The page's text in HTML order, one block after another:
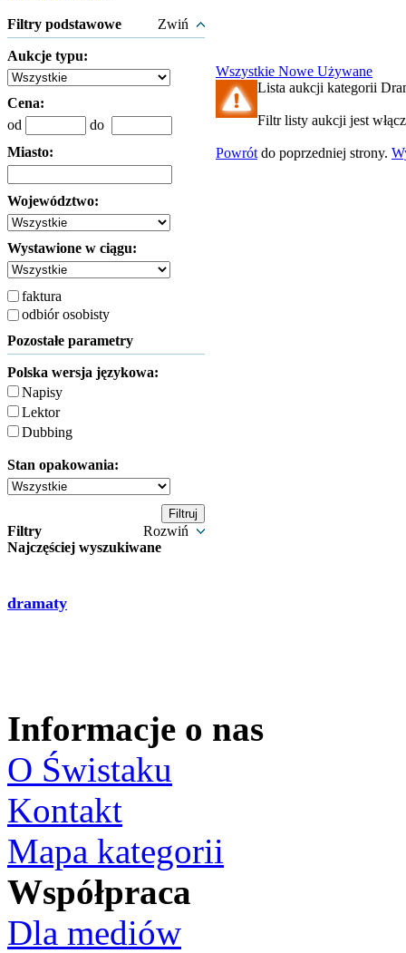
Filtry podstawowe Zwiń
Aukcje typu:
Cena:
od
do
Miasto:
Województwo:
Wystawione w ciągu:
faktura
odbiór osobisty
Pozostałe parametry
Polska wersja językowa:
Napisy
Lektor
Dubbing
Stan opakowania:
Filtry
Rozwiń
Najczęściej wyszukiwane
dramaty
Wszystkie Nowe Używane
Lista aukcji kategorii
Filtr listy aukcji jest
Powrót do poprzedniej strony.
Informacje o nas
O Świstaku
Kontakt
Mapa kategorii
Współpraca
Dla mediów